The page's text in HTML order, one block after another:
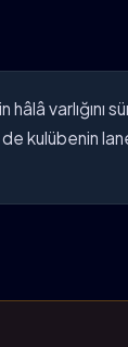
varlığını
kulübenin